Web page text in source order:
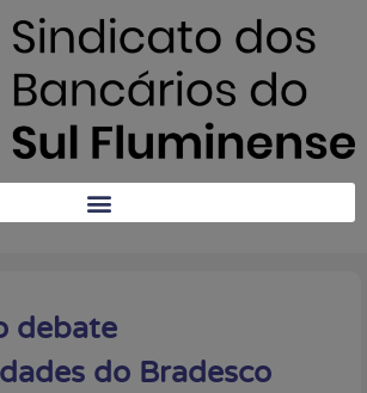
debate
do Bradesco